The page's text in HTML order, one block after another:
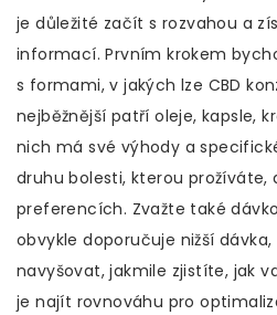
je důležité začít s rozvahou a
informací. Prvním krokem
s formami, v jakých lze CBD
nejběžnější patří oleje, kapsle,
nich má své výhody a
druhu bolesti, kterou prožíváte,
preferencích. Zvažte také
obvykle doporučuje nižší
navyšovat, jakmile zjistíte, jak
je najít rovnováhu pro